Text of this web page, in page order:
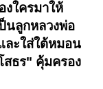
ใครมาให้
นลูกหลวงพ่อ
ละใส่ใต้หมอน
สธร" คุ้มครอง